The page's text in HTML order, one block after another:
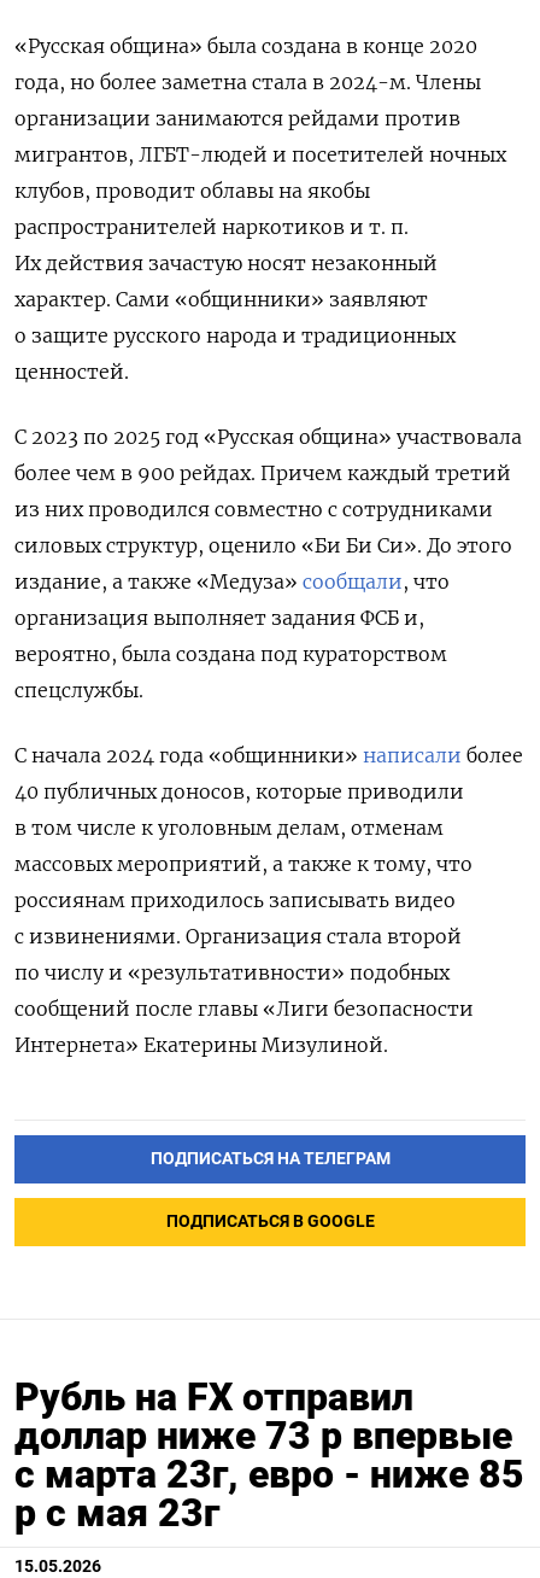
«Русская община» была создана в конце 2020
года, но более заметна стала в 2024-м. Члены
организации занимаются рейдами против
мигрантов, ЛГБТ-людей и посетителей ночных
клубов, проводит облавы на якобы
распространителей наркотиков и т. п.
Их действия зачастую носят незаконный
характер. Сами «общинники» заявляют
о защите русского народа и традиционных
ценностей.
С 2023 по 2025 год «Русская община» участвовала
более чем в 900 рейдах. Причем каждый третий
из них проводился совместно с сотрудниками
силовых структур, оценило «Би Би Си». До этого
издание, а также «Медуза» сообщали, что
организация выполняет задания ФСБ и,
вероятно, была создана под кураторством
спецслужбы.
С начала 2024 года «общинники» написали более
40 публичных доносов, которые приводили
в том числе к уголовным делам, отменам
массовых мероприятий, а также к тому, что
россиянам приходилось записывать видео
с извинениями. Организация стала второй
по числу и «результативности» подобных
сообщений после главы «Лиги безопасности
Интернета» Екатерины Мизулиной.
ПОДПИСАТЬСЯ НА ТЕЛЕГРАМ
ПОДПИСАТЬСЯ В GOOGLE
Рубль на FX отправил
доллар ниже 73 р впервые
с марта 23г, евро - ниже 85
р с мая 23г
15.05.2026